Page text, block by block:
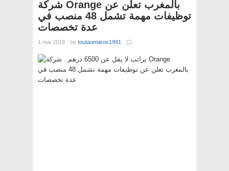
شركة Orange بالمغرب تعلن عن
توظيفات مهمة تشمل 48 منصب في
عدة تخصصات
1 mai 2019 · by toutaumaroc1991 ·